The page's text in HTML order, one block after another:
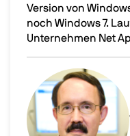
Version von
noch Windows 7.
Unternehmen Net
Wichtige Hinweise
Image